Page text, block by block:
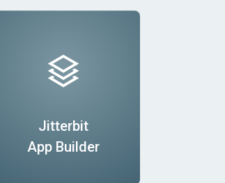
Jitterbit
App Builder